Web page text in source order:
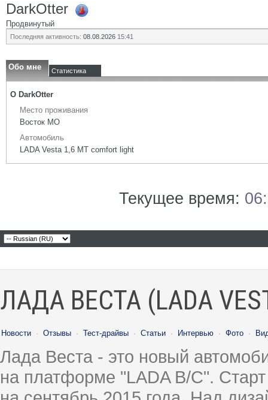
DarkOtter
Продвинутый
Последняя активность: 08.08.2026 15:41
Обо мне Статистика
О DarkOtter
Место проживания
Восток МО
Автомобиль
LADA Vesta 1,6 МТ comfort light
Текущее время:
ЛАДА ВЕСТА (LADA
Новости · Отзывы · Тест-драйвы · Статьи · Интервью · Фото ·
Лада Веста - это новый
на платформе "LADA B/C".